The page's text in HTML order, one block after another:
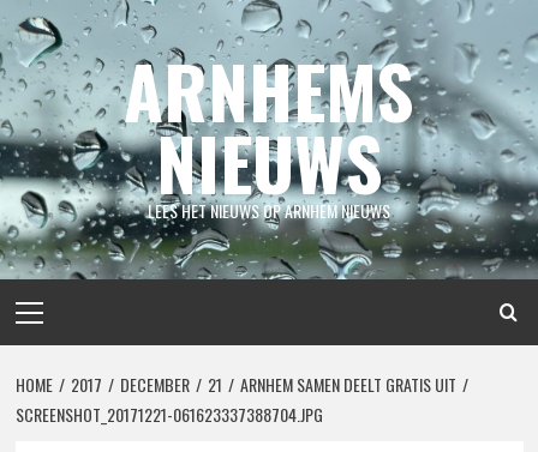
Spring
naar
inhoud
ARNHEMS
NIEUWS
LEES HET NIEUWS OP ARNHEM NIEUWS
menu
HOME 2017 DECEMBER 21
ARNHEM SAMEN DEELT GRATIS UIT
SCREENSHOT_20171221-061623337388704.JPG